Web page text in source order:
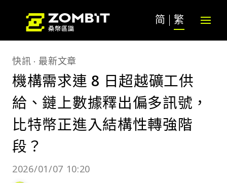
简 繁
快訊 最新文章
機構需求連 8 日超越礦工供
給、鏈上數據釋出偏多訊號，
比特幣正進入結構性轉強階
段？
2026/01/07 10:20